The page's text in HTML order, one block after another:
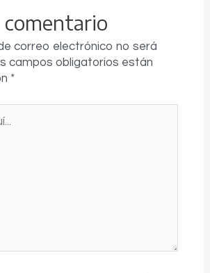
comentario
correo electrónico no será
campos obligatorios están
*